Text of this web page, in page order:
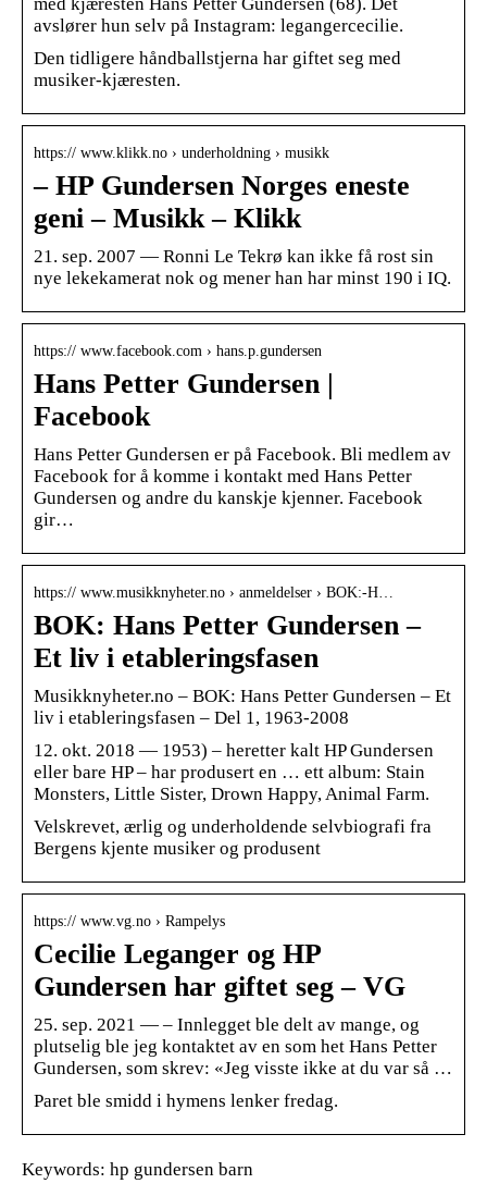
avslører hun selv på Instagram: legangercecilie.
Den tidligere håndballstjerna har giftet seg med
musiker-kjæresten.
https:// www.klikk.no › underholdning › musikk
– HP Gundersen Norges eneste
geni – Musikk – Klikk
21. sep. 2007 — Ronni Le Tekrø kan ikke få rost sin
nye lekekamerat nok og mener han har minst 190 i IQ.
https:// www.facebook.com › hans.p.gundersen
Hans Petter Gundersen |
Facebook
Hans Petter Gundersen er på Facebook. Bli medlem av
Facebook for å komme i kontakt med Hans Petter
Gundersen og andre du kanskje kjenner. Facebook
gir…
https:// www.musikknyheter.no › anmeldelser › BOK:-H…
BOK: Hans Petter Gundersen –
Et liv i etableringsfasen
Musikknyheter.no – BOK: Hans Petter Gundersen – Et
liv i etableringsfasen – Del 1, 1963-2008
12. okt. 2018 — 1953) – heretter kalt HP Gundersen
eller bare HP – har produsert en … ett album: Stain
Monsters, Little Sister, Drown Happy, Animal Farm.
Velskrevet, ærlig og underholdende selvbiografi fra
Bergens kjente musiker og produsent
https:// www.vg.no › Rampelys
Cecilie Leganger og HP
Gundersen har giftet seg – VG
25. sep. 2021 — – Innlegget ble delt av mange, og
plutselig ble jeg kontaktet av en som het Hans Petter
Gundersen, som skrev: «Jeg visste ikke at du var så …
Paret ble smidd i hymens lenker fredag.
Keywords: hp gundersen barn